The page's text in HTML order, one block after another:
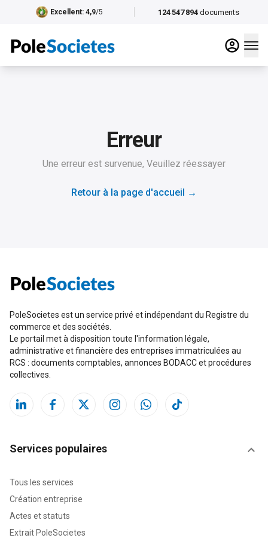
124 547 894 documents
Excellent: 4,9/5
Erreur
Une erreur est survenue, Veuillez réessayer
Retour à la page d'accueil →
PoleSocietes est un service privé et indépendant du Registre du
commerce et des sociétés.
Le portail met à disposition toute l'information légale,
administrative et financière des entreprises immatriculées au
RCS : documents comptables, annonces BODACC et procédures
collectives.
Services populaires
Tous les services
Création entreprise
Actes et statuts
Extrait PoleSocietes